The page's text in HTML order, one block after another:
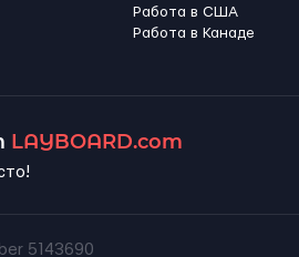
Работа в США
Работа в Канадe
LAYBOARD.com
5143690